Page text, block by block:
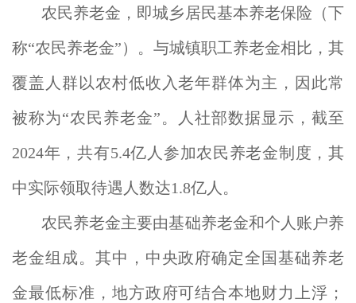
农民养老金，即城乡居民基本养老保险（下
称“农民养老金”）。与城镇职工养老金相比，其
覆盖人群以农村低收入老年群体为主，因此常
被称为“农民养老金”。人社部数据显示，截至
2024年，共有5.4亿人参加农民养老金制度，其
中实际领取待遇人数达1.8亿人。
农民养老金主要由基础养老金和个人账户养
老金组成。其中，中央政府确定全国基础养老
金最低标准，地方政府可结合本地财力上浮；